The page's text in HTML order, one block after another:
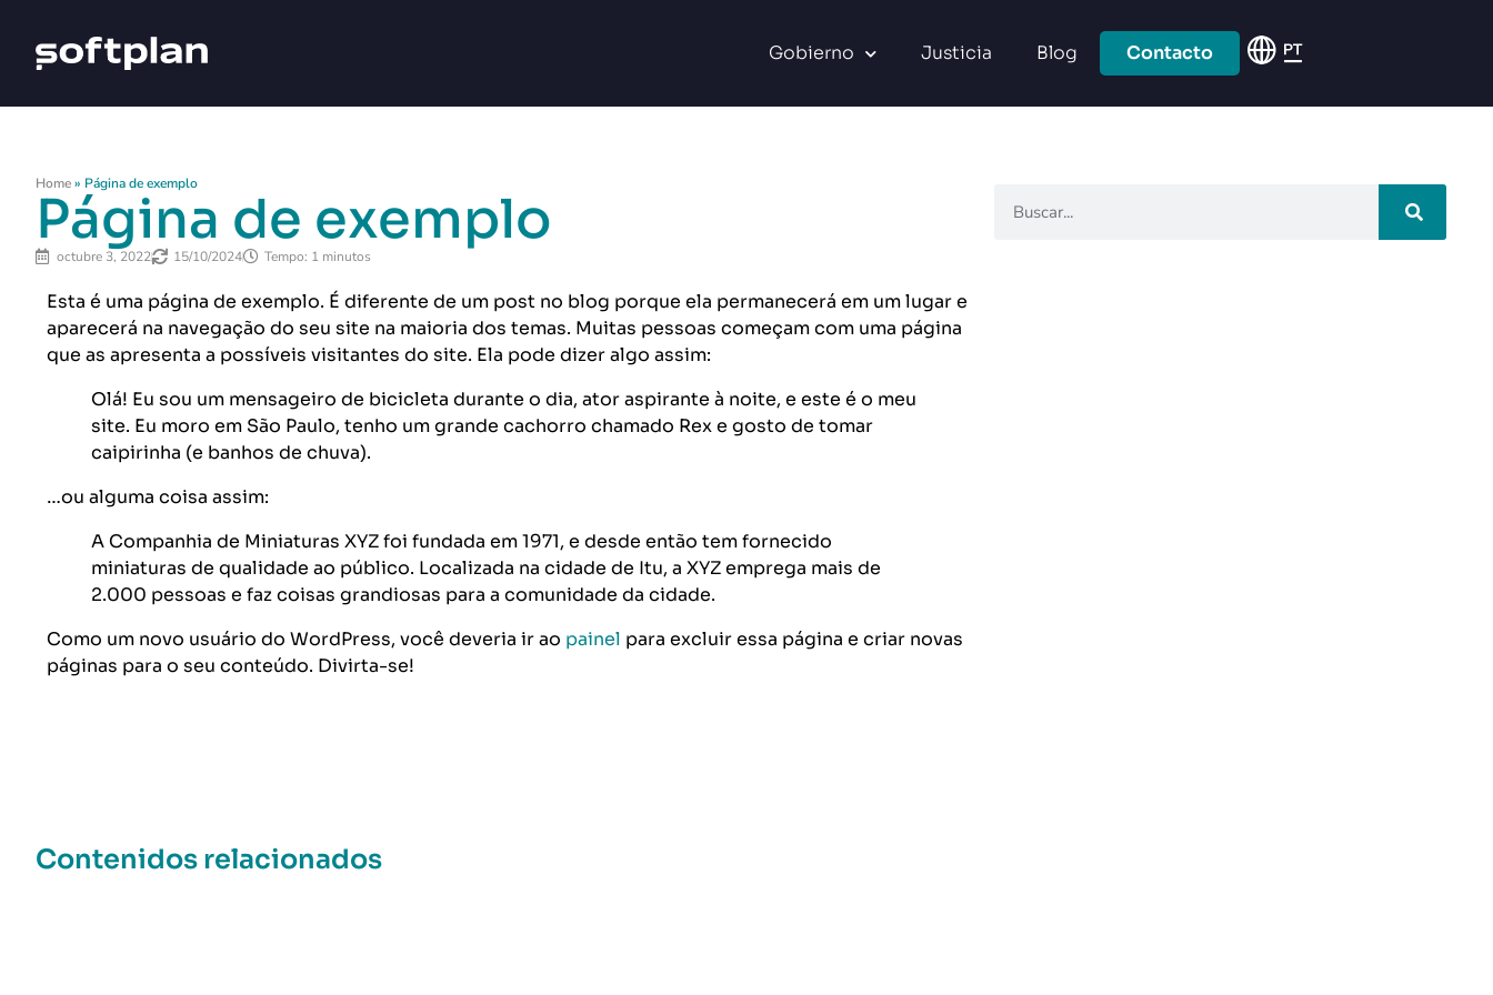
Gobierno Justicia Blog Contacto
Home» Página de exemplo
Página de exemplo
octubre 3, 2022 15/10/2024 Tempo: 1 minutos
Esta é uma página de exemplo. É diferente de um post no blog porque ela permanecerá em um lugar e
aparecerá na navegação do seu site na maioria dos temas. Muitas pessoas começam com uma página
que as apresenta a possíveis visitantes do site. Ela pode dizer algo assim:
Olá! Eu sou um mensageiro de bicicleta durante o dia, ator aspirante à noite, e este é o meu
site. Eu moro em São Paulo, tenho um grande cachorro chamado Rex e gosto de tomar
caipirinha (e banhos de chuva).
…ou alguma coisa assim:
A Companhia de Miniaturas XYZ foi fundada em 1971, e desde então tem fornecido
miniaturas de qualidade ao público. Localizada na cidade de Itu, a XYZ emprega mais de
2.000 pessoas e faz coisas grandiosas para a comunidade da cidade.
Como um novo usuário do WordPress, você deveria ir ao painel para excluir essa página e criar novas
páginas para o seu conteúdo. Divirta-se!
Contenidos relacionados